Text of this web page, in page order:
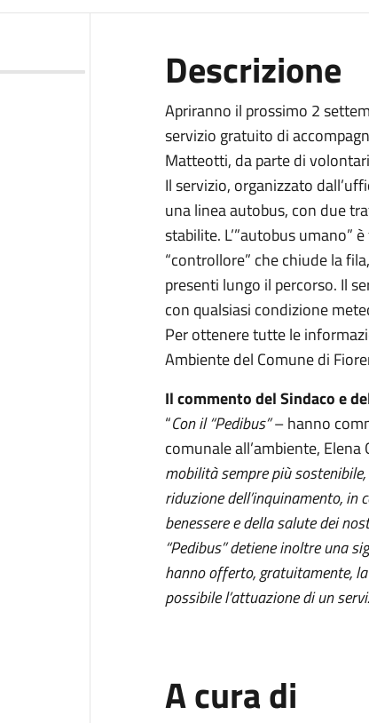
Descrizione
Apriranno il prossimo 2
servizio gratuito di
Matteotti, da parte di
Il servizio, organizzato
una linea autobus, con due
stabilite. L’”autobus umano”
“controllore” che chiude la
presenti lungo il percorso. Il
con qualsiasi condizione
Per ottenere tutte le
Ambiente del Comune di
Il commento del Sindaco e
“Con il “Pedibus”– hanno
comunale all’ambiente, Elena
mobilità sempre più
riduzione dell’inquinamento,
benessere e della salute dei
“Pedibus” detiene inoltre una
hanno offerto, gratuitamente,
possibile l’attuazione di un
A cura di